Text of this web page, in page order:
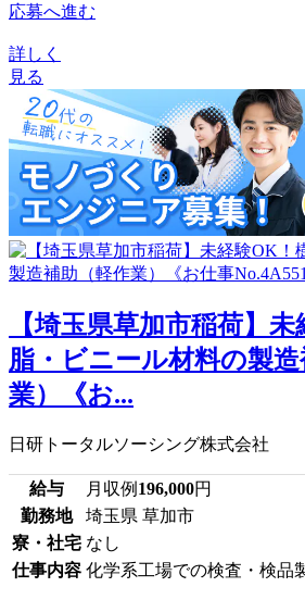
応募へ進む
詳しく
見る
【埼玉県草加市稲荷】
脂・ビニール材料の製
業）《お...
日研トータルソーシング株式会社
給与 月収例 196,000円
勤務地
埼玉県 草加市
寮・社宅 なし
仕事内容 化学系工場での検査・検品